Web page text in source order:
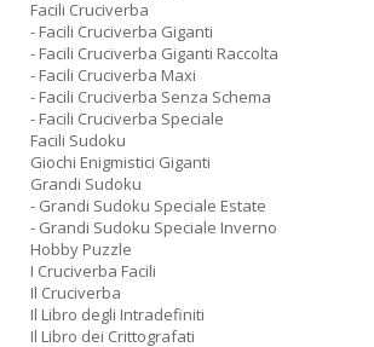
Facili Cruciverba
- Facili Cruciverba Giganti
- Facili Cruciverba Giganti Raccolta
- Facili Cruciverba Maxi
- Facili Cruciverba Senza Schema
- Facili Cruciverba Speciale
Facili Sudoku
Giochi Enigmistici Giganti
Grandi Sudoku
- Grandi Sudoku Speciale Estate
- Grandi Sudoku Speciale Inverno
Hobby Puzzle
I Cruciverba Facili
Il Cruciverba
Il Libro degli Intradefiniti
Il Libro dei Crittografati